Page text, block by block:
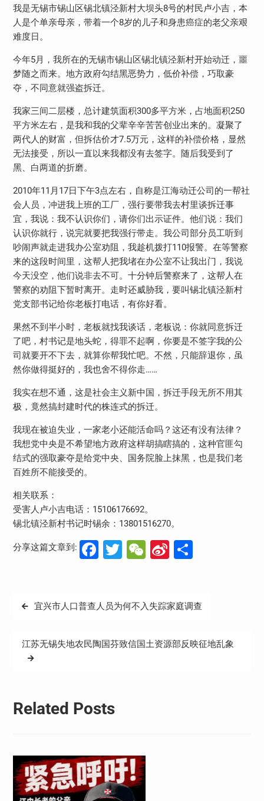
我是无锡市锡山区锡北镇泾新村大坝头8号的村民卢小吉，本
人是个单亲母亲，带着一个8岁的儿子和身患癌症的老父亲艰
难度日。
今年5月，我所在的无锡市锡山区锡北镇泾新村开始动迁，噩
梦随之而来。地方政府勾结黑恶势力，低价补偿，巧取豪
夺，不同意就强盗拆迁。
我家三间二层楼，总计建筑面积300多平方米，占地面积250
平方米左右，是我和我的父辈辛辛苦苦创业出来的。凝聚了
两代人的财富，但拆估价才7.5万元，这样的补偿价格，显然
无法接受，所以一直以来我都没有去签字。随后我受到了
黑、白两道的折磨。
2010年11月17日下午3点左右，自称是江海动迁公司的一帮社
会人员，冲进我上班的工厂，强行要带我去村里谈拆迁事
宜，我说：我不认识你们，请你们出示证件。他们说：我们
认识你就行，说完就要把我强行带走。我公司部分员工听到
吵闹声就走进我办公室劝阻，我趁机拨打110报警。在等警察
来的这段时间里，这帮人把我堵在办公室不让我出门，我说
今天没空，他们说非去不可。十分钟后警察来了，这帮人在
警察的劝阻下暂时离开。走时还威胁我，要叫锡北镇泾新村
党支部书记给你老板打电话，有你好看。
果然不到半小时，老板就找我谈话，老板说：你就同意拆迁
了吧，村书记是地头蛇，得罪不起啊，你要是不签字我的公
司就要开不下去，就算你帮我忙吧。不然，只能辞退你，虽
然你做得挺好的，我也舍不得你走……
我实在想不通，这是社会主义新中国，拆迁手段无所不用其
极，竟然搞封建时代的株连式的拆迁。
我现在被迫失业，一家老小还能活命吗？这还有没有法律？
我想党中央是不希望地方政府这样胡搞瞎搞的，这种官匪勾
结式的强取豪夺是给党中央、国务院脸上抹黑，也是我们老
百姓所不能接受的。
相关联系：
受害人卢小吉电话：15106176692。
锡北镇泾新村书记时锡余：13801516270。
分享这篇文章到: Facebook
Twitter
WeChat
Sina分
文
导
宜兴市人口普查人员为何不入失踪家庭调查
江苏无锡失地农民陶国芬致信国土资源部反映征地乱象
Related Posts